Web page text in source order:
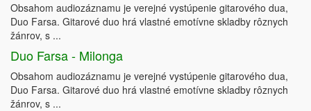
Obsahom audiozáznamu je verejné vystúpenie gitarového dua,
Duo Farsa. Gitarové duo hrá vlastné emotívne skladby rôznych
žánrov, s ...
Duo Farsa - Milonga
Obsahom audiozáznamu je verejné vystúpenie gitarového dua,
Duo Farsa. Gitarové duo hrá vlastné emotívne skladby rôznych
žánrov, s ...